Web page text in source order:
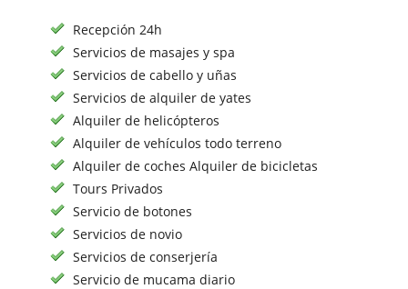
Recepción 24h
Servicios de masajes y spa
Servicios de cabello y uñas
Servicios de alquiler de yates
Alquiler de helicópteros
Alquiler de vehículos todo terreno
Alquiler de coches Alquiler de bicicletas
Tours Privados
Servicio de botones
Servicios de novio
Servicios de conserjería
Servicio de mucama diario